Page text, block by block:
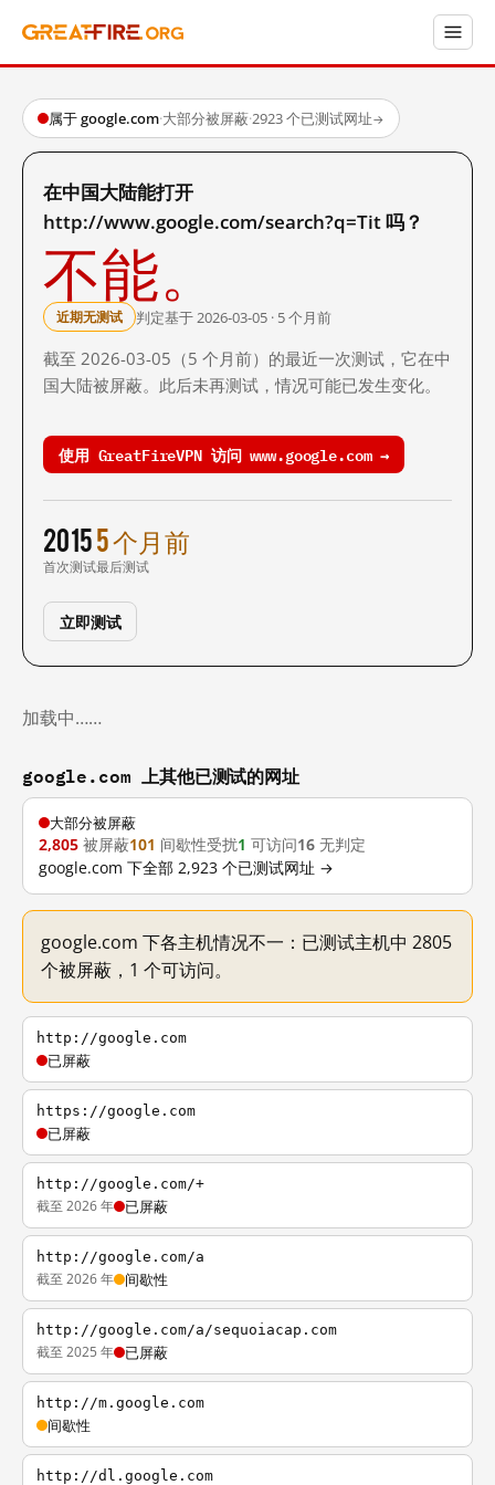
属于 google.com·大部分被屏蔽·2923 个已测试网址→
在中国大陆能打开
http://www.google.com/search?q=Tit 吗？
不能。
近期无测试 判定基于 2026-03-05 · 5 个月前
截至 2026-03-05（5 个月前）的最近一次测试，它在中
国大陆被屏蔽。此后未再测试，情况可能已发生变化。
使用 GreatFireVPN 访问 www.google.com →
2015
首次测试
5 个月前
最后测试
立即测试
加载中……
google.com 上其他已测试的网址
大部分被屏蔽
2,805 被屏蔽101 间歇性受扰1 可访问16 无判定
google.com 下全部 2,923 个已测试网址 →
google.com 下各主机情况不一：已测试主机中 2805
个被屏蔽，1 个可访问。
http://google.com
已屏蔽
https://google.com
已屏蔽
http://google.com/+
截至 2026 年 已屏蔽
http://google.com/a
截至 2026 年 间歇性
http://google.com/a/sequoiacap.com
截至 2025 年 已屏蔽
http://m.google.com
间歇性
http://dl.google.com